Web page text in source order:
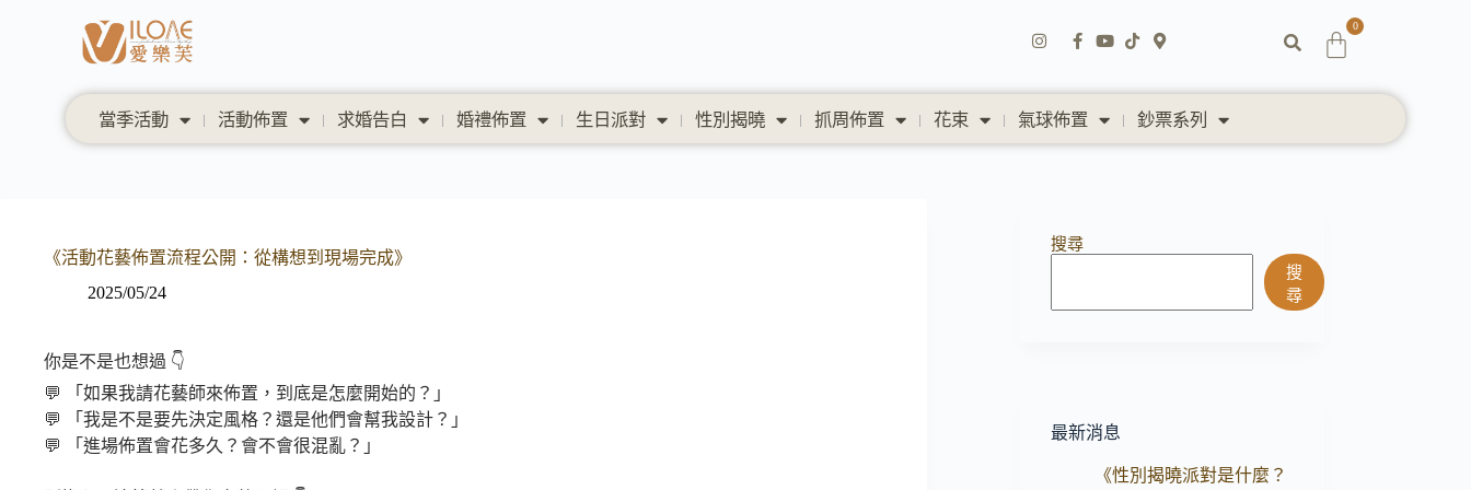
0
當季活動 活動佈置 求婚告白 婚禮佈置 生日派對 性別揭曉 抓周佈置 花束 氣球佈置 鈔票系列
《活動花藝佈置流程公開：從構想到現場完成》
2025/05/24
你是不是也想過 👇
💬 「如果我請花藝師來佈置，到底是怎麼開始的？」
💬 「我是不是要先決定風格？還是他們會幫我設計？」
💬 「進場佈置會花多久？會不會很混亂？」
搜尋
搜
尋
最新消息
《性別揭曉派對是什麼？